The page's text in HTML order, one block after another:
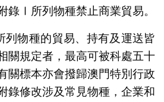
錄Ⅰ所列物種禁止商業貿易。
列物種的貿易、持有及運送皆
關規定者，最高可被科處五十
關標本亦會撥歸澳門特別行政
錄修改涉及常見物種，企業和